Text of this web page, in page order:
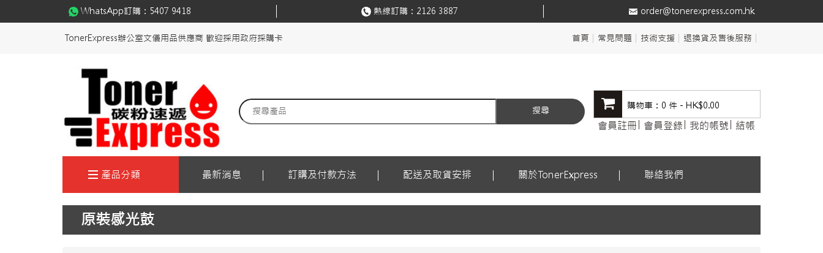
WhatsApp訂購： 5407 9418 熱線訂購： 2126 3887 order@tonerexpress.com.hk
TonerExpress辦公室文儀用品供應商 歡迎採用政府採購卡 首頁 常見問題 技術支援 退換貨及售後服務
搜尋 購物車：0 件 - HK$0.00
會員註冊 會員登錄 我的帳號 結帳
產品分類 最新消息 訂購及付款方法 配送及取貨安排 關於TonerExpress 聯絡我們
原裝感光鼓